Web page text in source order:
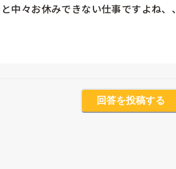
中々お休みできない仕事ですよね、、
回答を投稿する